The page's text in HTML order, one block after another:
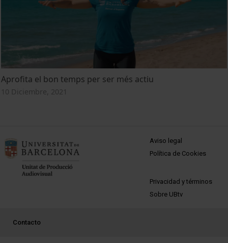
Aprofita el bon temps per ser més actiu
10 Diciembre, 2021
MENÚ PEU 1
Aviso legal
Política de Cookies
PEU 2
Privacidad y términos
Sobre UBtv
PEU 3
Contacto